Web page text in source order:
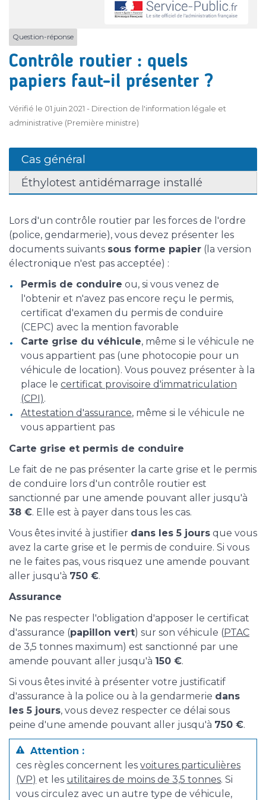
Question-réponse
Contrôle routier : quels
papiers faut-il présenter ?
Vérifié le 01 juin 2021 - Direction de l'information légale et
administrative (Première ministre)
Cas général
Éthylotest antidémarrage installé
Lors d'un contrôle routier par les forces de l'ordre
(police, gendarmerie), vous devez présenter les
documents suivants sous forme papier (la version
électronique n'est pas acceptée) :
Permis de conduire ou, si vous venez de
l'obtenir et n'avez pas encore reçu le permis,
certificat d'examen du permis de conduire
(CEPC) avec la mention favorable
Carte grise du véhicule, même si le véhicule ne
vous appartient pas (une photocopie pour un
véhicule de location). Vous pouvez présenter à la
place le certificat provisoire d'immatriculation
(CPI).
Attestation d'assurance, même si le véhicule ne
vous appartient pas
Carte grise et permis de conduire
Le fait de ne pas présenter la carte grise et le permis
de conduire lors d'un contrôle routier est
sanctionné par une amende pouvant aller jusqu'à
38 €. Elle est à payer dans tous les cas.
Vous êtes invité à justifier dans les 5 jours que vous
avez la carte grise et le permis de conduire. Si vous
ne le faites pas, vous risquez une amende pouvant
aller jusqu'à 750 €.
Assurance
Ne pas respecter l'obligation d'apposer le certificat
d'assurance (papillon vert) sur son véhicule (PTAC
de 3,5 tonnes maximum) est sanctionné par une
amende pouvant aller jusqu'à 150 €.
Si vous êtes invité à présenter votre justificatif
d'assurance à la police ou à la gendarmerie dans
les 5 jours, vous devez respecter ce délai sous
peine d'une amende pouvant aller jusqu'à 750 €.
Attention :
ces règles concernent lesvoitures particulières
(VP) et les utilitaires de moins de 3,5 tonnes. Si
vous circulez avec un autre type de véhicule,